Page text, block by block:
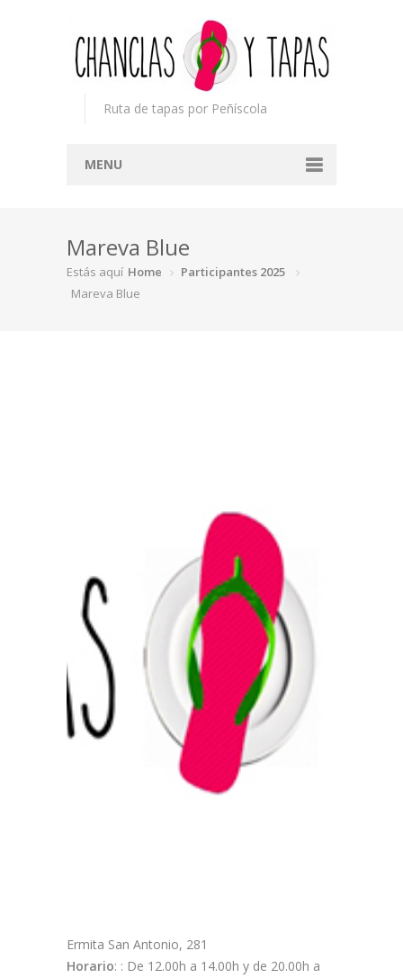
Ruta de tapas por Peñíscola
MENU
Concurso
Participantes
Mareva Blue
Estás aquí Home
Participantes 2025
Mareva Blue
Ermita San Antonio, 281
Horario: : De 12.00h a 14.00h y de 20.00h a